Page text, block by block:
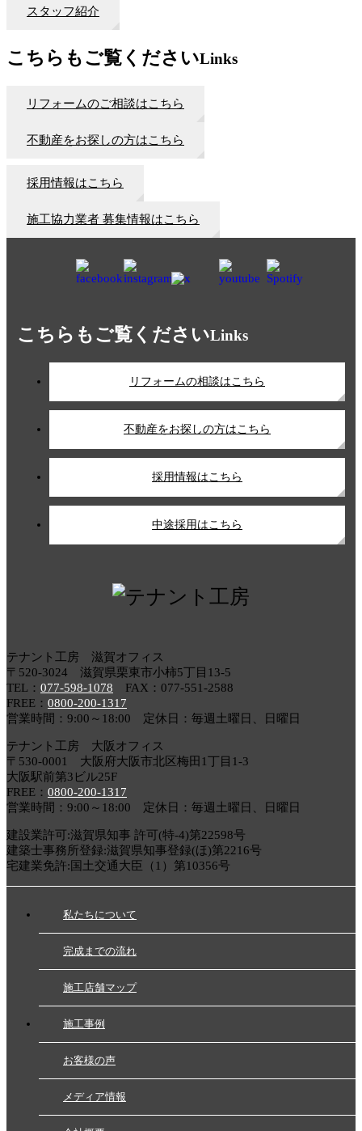
スタッフ紹介
こちらもご覧くださいLinks
リフォームのご相談はこちら
不動産をお探しの方はこちら
採用情報はこちら
施工協力業者 募集情報はこちら
こちらもご覧くださいLinks
リフォームの相談はこちら
不動産をお探しの方はこちら
採用情報はこちら
中途採用はこちら
テナント工房 滋賀オフィス
〒520-3024 滋賀県栗東市小柿5丁目13-5
TEL： 077-598-1078 FAX：077-551-2588
FREE： 0800-200-1317
営業時間：9:00～18:00 定休日：毎週土曜日、日曜日
テナント工房 大阪オフィス
〒530-0001 大阪府大阪市北区梅田1丁目1-3
大阪駅前第3ビル25F
FREE： 0800-200-1317
営業時間：9:00～18:00 定休日：毎週土曜日、日曜日
建設業許可:滋賀県知事 許可(特-4)第22598号
建築士事務所登録:滋賀県知事登録(ほ)第2216号
宅建業免許:国土交通大臣（1）第10356号
私たちについて
完成までの流れ
施工店舗マップ
施工事例
お客様の声
メディア情報